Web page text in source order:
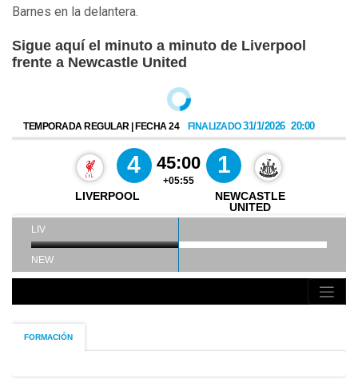
Barnes en la delantera.
Sigue aquí el minuto a minuto de Liverpool
frente a Newcastle United